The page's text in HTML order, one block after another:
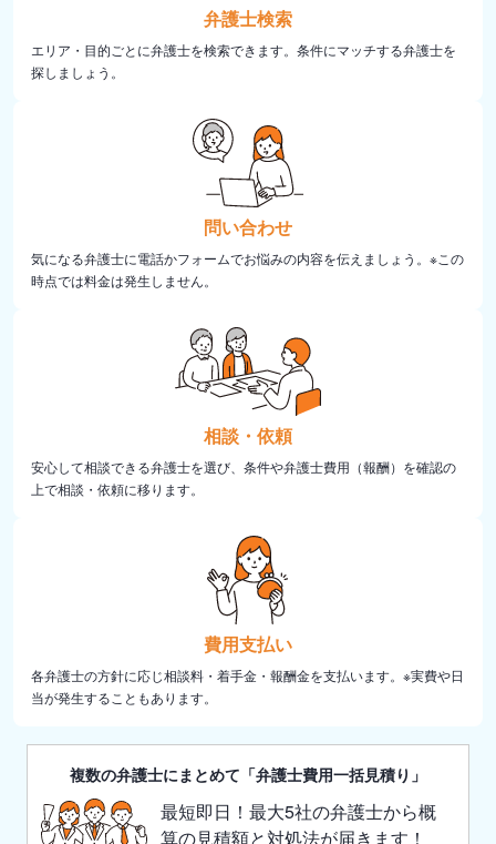
弁護士検索
エリア・目的ごとに弁護士を検索できます。条件にマッチする弁護士を
探しましょう。
問い合わせ
気になる弁護士に電話かフォームでお悩みの内容を伝えましょう。※この
時点では料金は発生しません。
相談・依頼
安心して相談できる弁護士を選び、条件や弁護士費用（報酬）を確認の
上で相談・依頼に移ります。
費用支払い
各弁護士の方針に応じ相談料・着手金・報酬金を支払います。※実費や日
当が発生することもあります。
複数の弁護士にまとめて「弁護士費用一括見積り」
最短即日！最大5社の弁護士から概
算の見積額と対処法が届きます！